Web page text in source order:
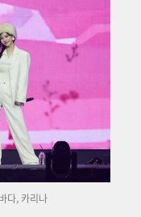
다, 카리나